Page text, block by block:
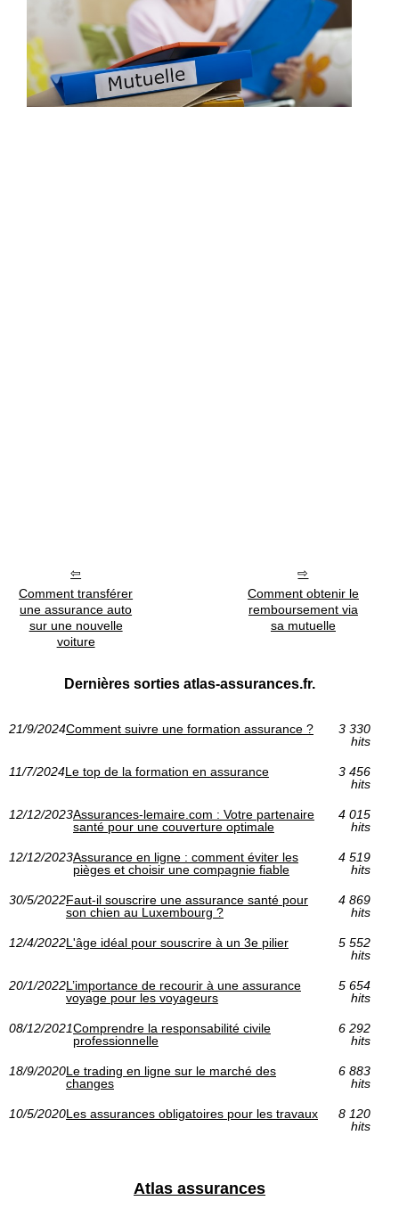
Comment transférer
une assurance auto
sur une nouvelle
voiture
Comment obtenir le
remboursement via
sa mutuelle
Dernières sorties atlas-assurances.fr.
21/9/2024Comment suivre une formation assurance ?
3 330
hits
11/7/2024Le top de la formation en assurance
3 456
hits
12/12/2023Assurances-lemaire.com : Votre partenaire
santé pour une couverture optimale
4 015
hits
12/12/2023Assurance en ligne : comment éviter les
pièges et choisir une compagnie fiable
4 519
hits
30/5/2022Faut-il souscrire une assurance santé pour
son chien au Luxembourg ?
4 869
hits
12/4/2022L'âge idéal pour souscrire à un 3e pilier
5 552
hits
20/1/2022L’importance de recourir à une assurance
voyage pour les voyageurs
5 654
hits
08/12/2021Comprendre la responsabilité civile
professionnelle
6 292
hits
18/9/2020Le trading en ligne sur le marché des
changes
6 883
hits
10/5/2020Les assurances obligatoires pour les travaux
8 120
hits
Atlas assurances